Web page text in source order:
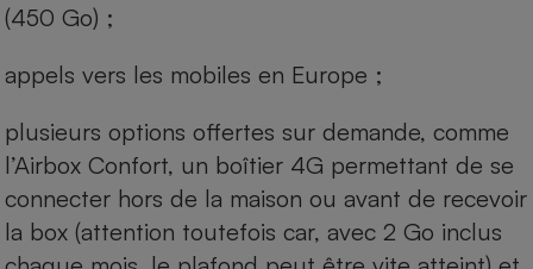
(450 Go) ;
appels vers les mobiles en Europe ;
plusieurs options offertes sur demande, comme
l’Airbox Confort, un boîtier 4G permettant de se
connecter hors de la maison ou avant de recevoir
la box (attention toutefois car, avec 2 Go inclus